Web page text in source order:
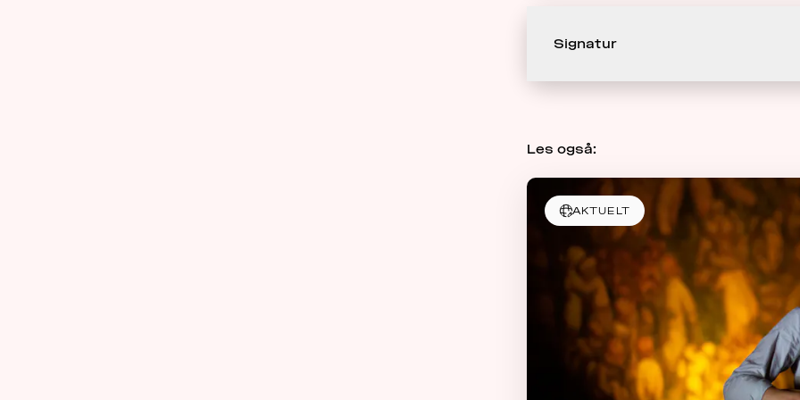
Signatur
Les også:
AKTUELT